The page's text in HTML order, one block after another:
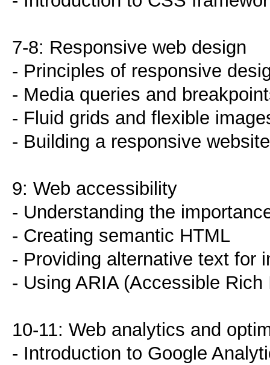
7-8: Responsive web design
- Principles of responsive
- Media queries and
- Fluid grids and flexible
- Building a responsive
9: Web accessibility
- Understanding the
- Creating semantic HTML
- Providing alternative text for
- Using ARIA (Accessible
10-11: Web analytics and
- Introduction to Google